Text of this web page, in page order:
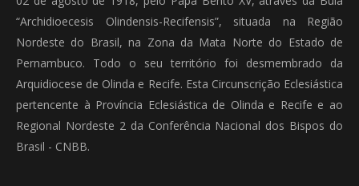
“Archidioecesis Olindensis-Recifensis”, situada na Região
Nordeste do Brasil, na Zona da Mata Norte do Estado de
Pernambuco. Todo o seu território foi desmembrado da
Arquidiocese de Olinda e Recife. Esta Circunscrição Eclesiástica
pertencente à Província Eclesiástica de Olinda e Recife e ao
Regional Nordeste 2 da Conferência Nacional dos Bispos do
Brasil - CNBB.